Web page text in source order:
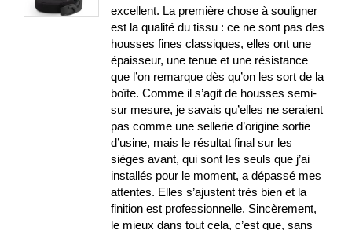
excellent. La première chose à souligner
est la qualité du tissu : ce ne sont pas des
housses fines classiques, elles ont une
épaisseur, une tenue et une résistance
que l’on remarque dès qu’on les sort de la
boîte. Comme il s’agit de housses semi-
sur mesure, je savais qu’elles ne seraient
pas comme une sellerie d’origine sortie
d’usine, mais le résultat final sur les
sièges avant, qui sont les seuls que j’ai
installés pour le moment, a dépassé mes
attentes. Elles s’ajustent très bien et la
finition est professionnelle. Sincèrement,
le mieux dans tout cela, c’est que, sans